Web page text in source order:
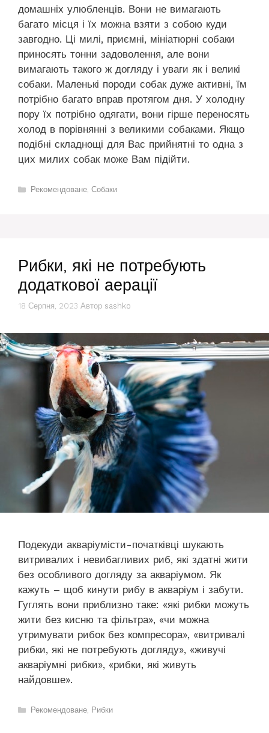
домашніх улюбленців. Вони не вимагають
багато місця і їх можна взяти з собою куди
завгодно. Ці милі, приємні, мініатюрні собаки
приносять тонни задоволення, але вони
вимагають такого ж догляду і уваги як і великі
собаки. Маленькі породи собак дуже активні, їм
потрібно багато вправ протягом дня. У холодну
пору їх потрібно одягати, вони гірше переносять
холод в порівнянні з великими собаками. Якщо
подібні складнощі для Вас прийнятні то одна з
цих милих собак може Вам підійти.
Категорії
Рекомендоване, Собаки
Рибки, які не потребують
додаткової аерації
18 Серпня, 2023 Автор sashko
Подекуди акваріумісти-початківці шукають
витривалих і невибагливих риб, які здатні жити
без особливого догляду за акваріумом. Як
кажуть – щоб кинути рибу в акваріум і забути.
Гуглять вони приблизно таке: «які рибки можуть
жити без кисню та фільтра», «чи можна
утримувати рибок без компресора», «витривалі
рибки, які не потребують догляду», «живучі
акваріумні рибки», «рибки, які живуть
найдовше».
Категорії
Рекомендоване, Рибки